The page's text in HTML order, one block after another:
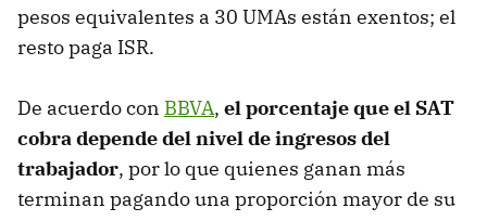
pesos equivalentes a 30 UMAs están exentos; el
resto paga ISR.
De acuerdo con BBVA, el porcentaje que el SAT
cobra depende del nivel de ingresos del
trabajador, por lo que quienes ganan más
terminan pagando una proporción mayor de su